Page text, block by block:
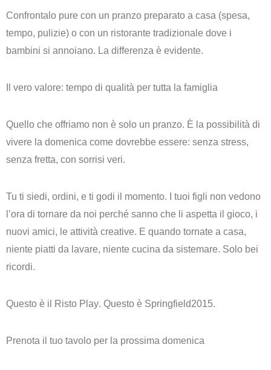
Confrontalo pure con un pranzo preparato a casa (spesa,
tempo, pulizie) o con un ristorante tradizionale dove i
bambini si annoiano. La differenza è evidente.
Il vero valore: tempo di qualità per tutta la famiglia
Quello che offriamo non è solo un pranzo. È la possibilità di
vivere la domenica come dovrebbe essere: senza stress,
senza fretta, con sorrisi veri.
Tu ti siedi, ordini, e ti godi il momento. I tuoi figli non vedono
l’ora di tornare da noi perché sanno che li aspetta il gioco, i
nuovi amici, le attività creative. E quando tornate a casa,
niente piatti da lavare, niente cucina da sistemare. Solo bei
ricordi.
Questo è il Risto Play. Questo è Springfield2015.
Prenota il tuo tavolo per la prossima domenica